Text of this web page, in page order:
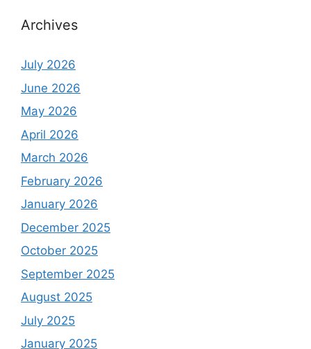
Archives
July 2026
June 2026
May 2026
April 2026
March 2026
February 2026
January 2026
December 2025
October 2025
September 2025
August 2025
July 2025
January 2025